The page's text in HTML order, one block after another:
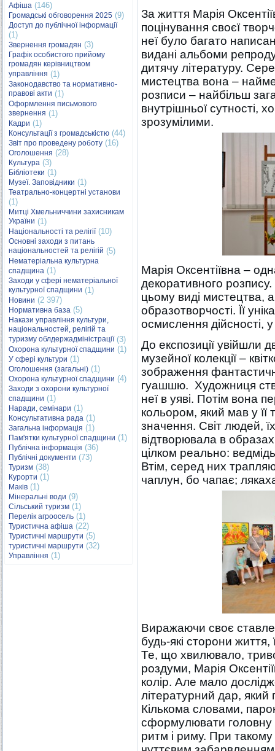
Афіша (146)
Громадські обговорення 2025 (9)
Доступ до публічної інформації
(1)
Звернення громадян (3)
Графік особистого прийому
громадян керівництвом
управління (1)
Законодавство та нормативно-
правові акти (1)
Оформлення письмового
звернення (1)
Кадри (1)
Консультації з громадськістю (44)
Звіт про проведену роботу (16)
Оголошення (28)
Культура (3)
Бібліотеки (1)
Музеї. Заповідники (1)
Театрально-концертні установи
(1)
Митці Хмельниччини захисникам
України (1)
Національності та релігії(10)
Основні заходи з питань
національностей та релігій (5)
Нематеріальна культурна
спадщина (1)
Заходи у сфері нематеріальної
культурної спадщини (1)
Новини (2 397)
Нормативна база (5)
Накази управління культури,
національностей, релігій та
туризму облдержадміністрації(3)
Охорона культурної спадщини (1)
У сфері культури (1)
Оголошення (загальні) (1)
Охорона культурної спадщини (4)
Заходи з охорони культурної
спадщини (1)
Наради, семінари (1)
Консультативна рада (1)
Загальна інформація (1)
Пам'ятки культурної спадщини (1)
Публічна інформація (36)
Публічні документи (73)
Туризм (38)
Курорти (1)
Маків (1)
Мінеральні води (9)
Сільський туризм (1)
Перелік агроосель (1)
Туристична афіша (22)
Туристичні маршрути (5)
туристичні маршрути (32)
Управління (1)
За життя Марія
поцінування своєї
неї було багато
видані альбоми
дитячу літературу.
мистецтва вона –
розписи – найбільш
внутрішньої сутності,
зрозумілими.
Марія Оксентіївна –
декоративного
цьому виді мистецтва,
образотворчості. Її
осмислення дійсності,
До експозиції увійшли
музейної колекції –
зображення
гуашшю. Художниця
неї в уяві. Потім вона
кольором, який мав у її
значення. Світ людей,
відтворювала в
цілком реально:
Втім, серед них
чаплун, бо чапає;
Виражаючи своє
будь-які сторони
Те, що хвилювало,
роздуми, Марія
колір. Але мало
літературний дар, який
Кількома словами,
сформулювати головну
ритм і риму. При такому